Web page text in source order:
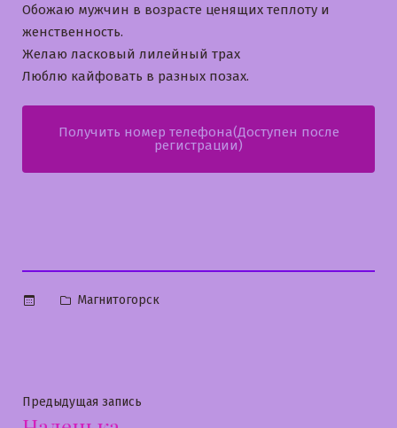
Обожаю мужчин в возрасте ценящих теплоту и
женственность.
Желаю ласковый лилейный трах
Люблю кайфовать в разных позах.
Получить номер телефона(Доступен после
регистрации)
Опубликовано
Магнитогорск
Навигация
Предыдущая запись